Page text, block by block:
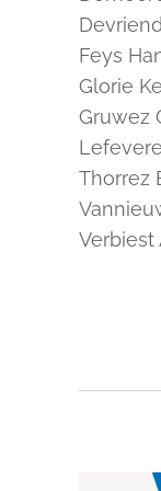
Feys
Glorie
Gruwez
Thorrez
Verbiest